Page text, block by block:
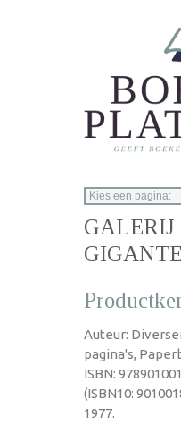
GALERIJ
Auteur:
pagina's,
ISBN:
(ISBN10:
1977.